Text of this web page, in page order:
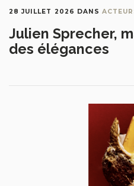
28 JUILLET 2026 DANS
Julien Sprecher,
des élégances